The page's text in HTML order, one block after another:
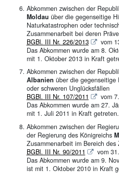
Abkommen zwischen der
Moldau über die gegenseitige
Naturkatastrophen oder
Zusammenarbeit bei deren
BGBl. III Nr. 226/2013
vom
Das Abkommen wurde am 8.
mit 1. Oktober 2013 in Kraft
Abkommen zwischen der
Albanien über die gegenseitige
oder schweren Unglücksfällen
BGBl. III Nr. 107/2011
vom
Das Abkommen wurde am 27.
mit 1. Juli 2011 in Kraft getreten.
Abkommen zwischen der
der Regierung des Königreichs
Zusammenarbeit im Bereich des
BGBl. III Nr. 90/2011
vom
Das Abkommen wurde am 9.
ist mit 1. Oktober 2010 in Kraft